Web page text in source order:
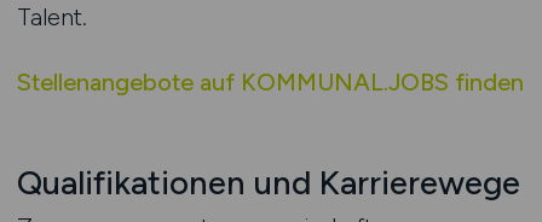
Talent.
Stellenangebote auf KOMMUNAL.JOBS finden
Qualifikationen und Karrierewege